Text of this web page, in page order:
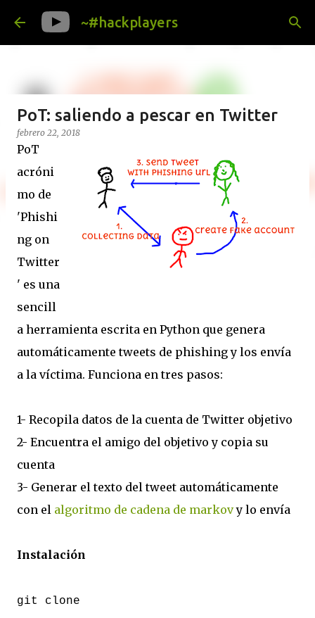
Ir al contenido principal
~#hackplayers
PoT: saliendo a pescar en Twitter
febrero 22, 2018
PoT
acróni
mo de
'Phishi
ng on
Twitter
' es una
sencill
a herramienta escrita en Python que genera
automáticamente tweets de phishing y los envía
a la víctima. Funciona en tres pasos:
1- Recopila datos de la cuenta de Twitter objetivo
2- Encuentra el amigo del objetivo y copia su
cuenta
3- Generar el texto del tweet automáticamente
con el algoritmo de cadena de markovy lo envía
Instalación
git clone